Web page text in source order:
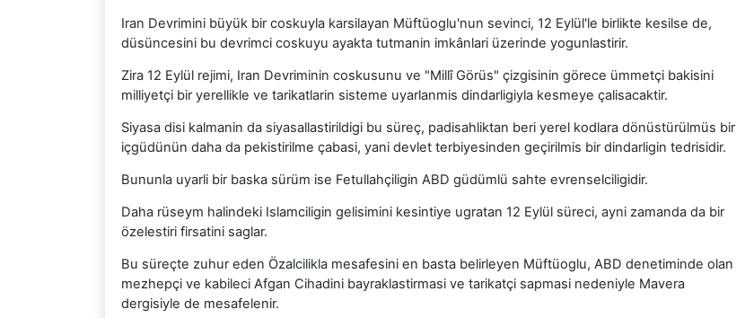
Iran Devrimini büyük bir coskuyla karsilayan Müftüoglu'nun sevinci, 12 Eylül'le birlikte kesilse de,
düsüncesini bu devrimci coskuyu ayakta tutmanin imkânlari üzerinde yogunlastirir.
Zira 12 Eylül rejimi, Iran Devriminin coskusunu ve "Millî Görüs" çizgisinin görece ümmetçi bakisini
milliyetçi bir yerellikle ve tarikatlarin sisteme uyarlanmis dindarligiyla kesmeye çalisacaktir.
Siyasa disi kalmanin da siyasallastirildigi bu süreç, padisahliktan beri yerel kodlara dönüstürülmüs bir
içgüdünün daha da pekistirilme çabasi, yani devlet terbiyesinden geçirilmis bir dindarligin tedrisidir.
Bununla uyarli bir baska sürüm ise Fetullahçiligin ABD güdümlü sahte evrenselciligidir.
Daha rüseym halindeki Islamciligin gelisimini kesintiye ugratan 12 Eylül süreci, ayni zamanda da bir
özelestiri firsatini saglar.
Bu süreçte zuhur eden Özalcilikla mesafesini en basta belirleyen Müftüoglu, ABD denetiminde olan
mezhepçi ve kabileci Afgan Cihadini bayraklastirmasi ve tarikatçi sapmasi nedeniyle Mavera
dergisiyle de mesafelenir.